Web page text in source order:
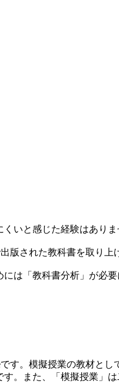
いと感じた経験はあり
版された教科書を取り
は「教科書分析」が必
。模擬授業の教材と
。また、「模擬授業」